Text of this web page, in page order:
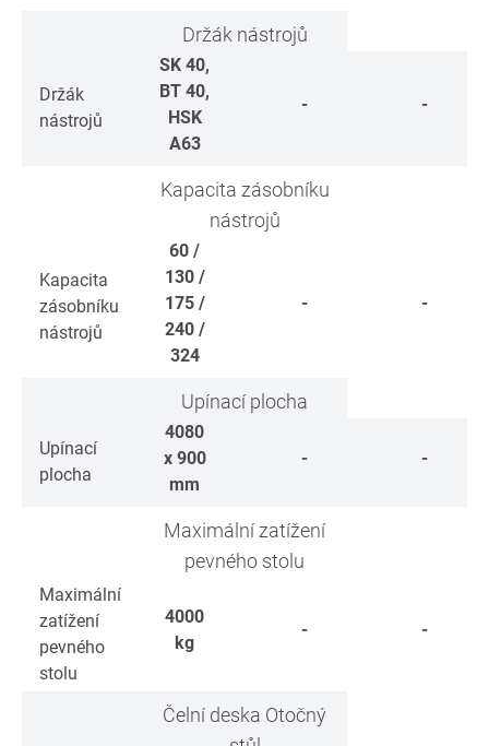
Držák nástrojů
Držák
nástrojů
SK 40,
BT 40,
HSK
A63
- -
Kapacita zásobníku
nástrojů
Kapacita
zásobníku
nástrojů
60 /
130 /
175 /
240 /
324
- -
Upínací plocha
Upínací
plocha
4080
x 900
mm
- -
Maximální zatížení
pevného stolu
Maximální
zatížení
pevného
stolu
4000
kg
- -
Čelní deska Otočný